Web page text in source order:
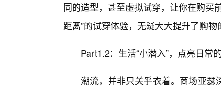
同的造型，甚至虚拟试穿，让你在购买
距离”的试穿体验，无疑大大提升了购
Part1.2：生活“小潜入”，点亮日常
潮流，并非只关乎衣着。商场亚瑟